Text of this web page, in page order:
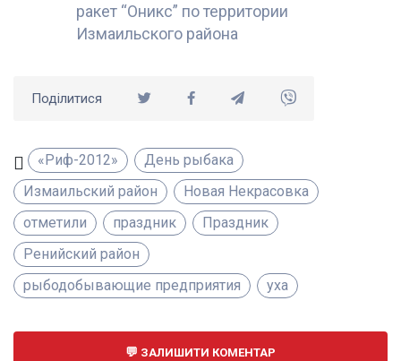
ракет “Оникс” по территории
Измаильского района
Поділитися
«Риф-2012»
День рыбака
Измаильский район
Новая Некрасовка
отметили
праздник
Праздник
Ренийский район
рыбодобывающие предприятия
уха
ЗАЛИШИТИ КОМЕНТАР